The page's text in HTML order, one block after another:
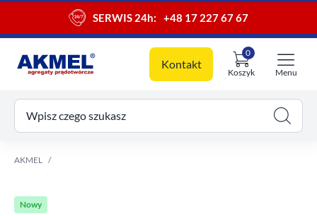
SERWIS 24h: +48 17 227 67 67
Kontakt
Koszyk
0
koszyk
Menu
Wpisz czego szukasz
AKMEL
Nowy